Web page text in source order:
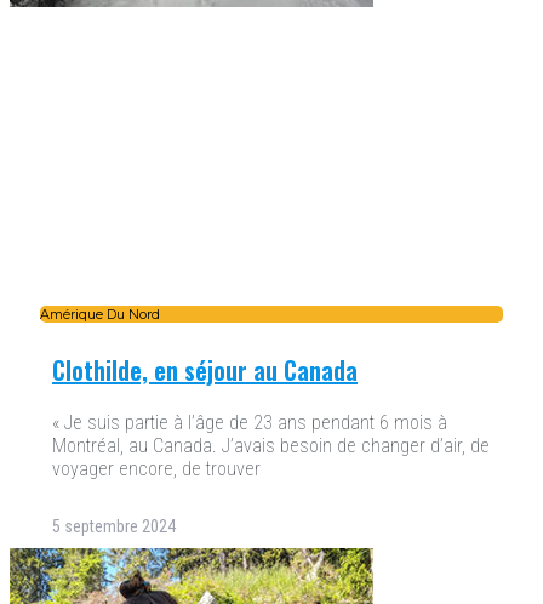
Amérique Du Nord
Clothilde, en séjour au Canada
« Je suis partie à l’âge de 23 ans pendant 6 mois à
Montréal, au Canada. J’avais besoin de changer d’air, de
voyager encore, de trouver
5 septembre 2024